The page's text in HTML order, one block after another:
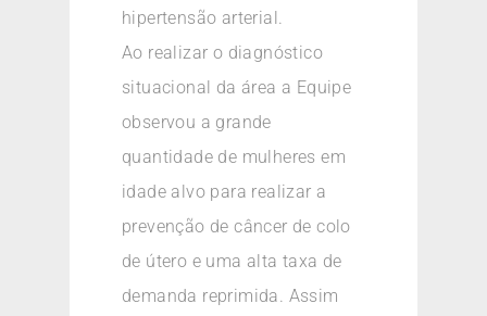
hipertensão arterial.
Ao realizar o diagnóstico
situacional da área a Equipe
observou a grande
quantidade de mulheres em
idade alvo para realizar a
prevenção de câncer de colo
de útero e uma alta taxa de
demanda reprimida. Assim